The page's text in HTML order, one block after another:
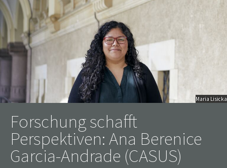
Maria Lisicka
Forschung schafft
Perspektiven: Ana Berenice
Garcia-Andrade (CASUS)